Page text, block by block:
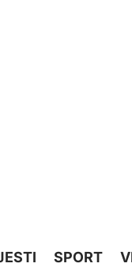
SPORT